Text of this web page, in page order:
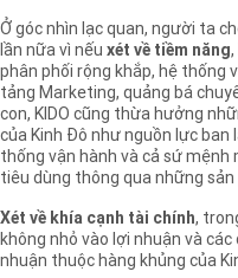
Ở góc nhìn lạc quan, người ta
lần nữa vì nếu xét về tiềm năng,
phân phối rộng khắp, hệ thống
tảng Marketing, quảng bá
con, KIDO cũng thừa hưởng
của Kinh Đô như nguồn lực ban
thống vận hành và cả sứ mệnh
tiêu dùng thông qua những
Xét về khía cạnh tài chính,
không nhỏ vào lợi nhuận và các
nhuận thuộc hàng khủng của